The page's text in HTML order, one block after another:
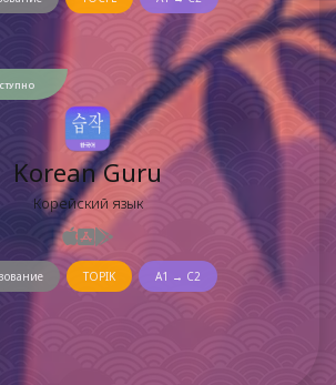
Korean Guru
Корейский язык
TOPIK A1 → C2